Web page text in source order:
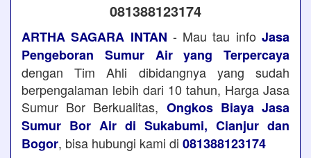
081388123174
ARTHA SAGARA INTAN - Mau tau infoJasa
Pengeboran Sumur Air yang Terpercaya
dengan Tim Ahli dibidangnya yang sudah
berpengalaman lebih dari 10 tahun, Harga Jasa
Sumur Bor Berkualitas, Ongkos Biaya Jasa
Sumur Bor Air di Sukabumi, Cianjur dan
Bogor, bisa hubungi kami di 081388123174